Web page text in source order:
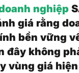
nghiệp
giá rằng
bền vững
đây không
vùng giá